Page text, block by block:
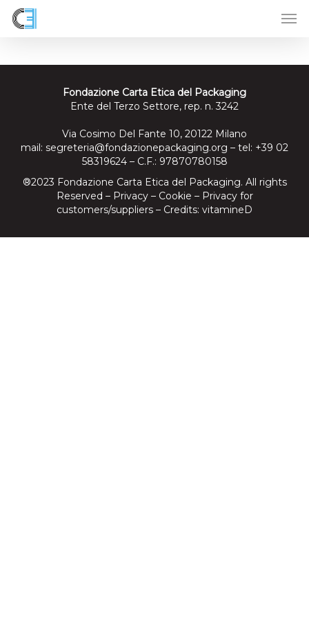
Skip
Fondazione Carta Etica del Packaging
Ente del Terzo Settore, rep. n. 3242
Via Cosimo Del Fante 10, 20122 Milano
mail: segreteria@fondazionepackaging.org – tel: +39 02
58319624 – C.F.: 97870780158
®2023 Fondazione Carta Etica del Packaging. All rights
Reserved – Privacy– Cookie – Privacy for
customers/suppliers – Credits: vitamineD